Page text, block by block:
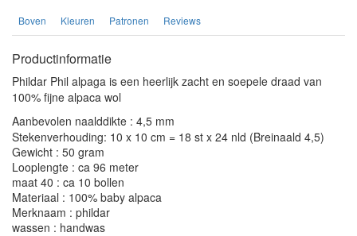
Boven Kleuren Patronen Reviews
Productinformatie
Phildar Phil alpaga is een heerlijk zacht en soepele draad van
100% fijne alpaca wol
Aanbevolen naalddikte : 4,5 mm
Stekenverhouding: 10 x 10 cm = 18 st x 24 nld (Breinaald 4,5)
Gewicht : 50 gram
Looplengte : ca 96 meter
maat 40 : ca 10 bollen
Materiaal : 100% baby alpaca
Merknaam : phildar
wassen : handwas